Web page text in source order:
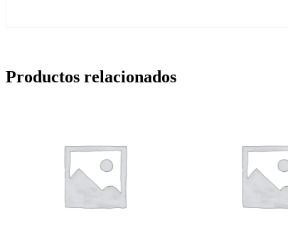
Productos relacionados